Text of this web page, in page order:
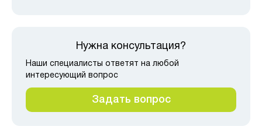
Нужна консультация?
Наши специалисты ответят на любой
интересующий вопрос
Задать вопрос